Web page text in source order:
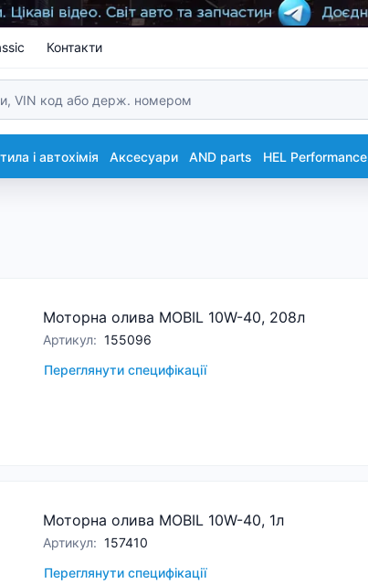
Контакти
і автохімія Аксесуари AND parts HEL Performance
Моторна олива MOBIL 10W-40, 208л
Артикул: 155096
Переглянути специфікації
Моторна олива MOBIL 10W-40, 1л
Артикул: 157410
Переглянути специфікації